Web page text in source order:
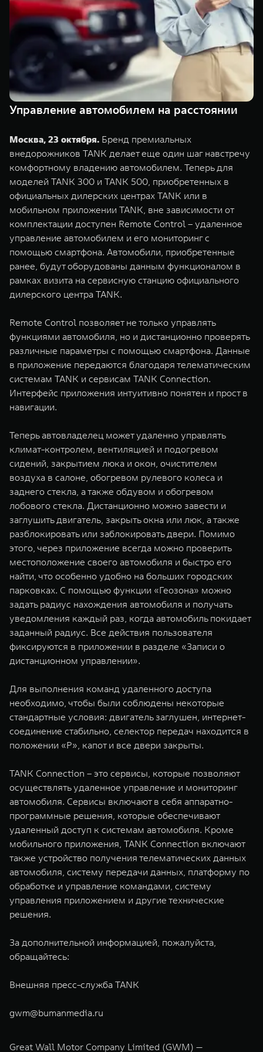
TANK 500
от 6 499 000 ₽
WEY 07
Расширяя границы комфорта
от 6 149 000 ₽
WEY 05
Эстетика
Масштаб возможностей
от 6 449 000 ₽
Масштаб
от 8 099
ПОКУПКА АВТОМОБИЛЯ
TANK Финансы
Корпоративным клиентам
TANK ФИНАНСЫ
TANK Кредит
TANK Страхование
Сервис
Специальные предложения
ЦИФРОВЫЕ СЕРВИСЫ TANK
Цифровые сервисы TANK
Управление автомобилем на расстоянии
Москва, 23 октября. Бренд премиальных
внедорожников TANK делает еще один шаг навстречу
комфортному владению автомобилем. Теперь для
моделей TANK 300 и TANK 500, приобретенных в
официальных дилерских центрах TANK или в
мобильном приложении TANK, вне зависимости от
комплектации доступен Remote Control – удаленное
управление автомобилем и его мониторинг с
помощью смартфона. Автомобили, приобретенные
ранее, будут оборудованы данным функционалом в
рамках визита на сервисную станцию официального
дилерского центра TANK.
Remote Control позволяет не только управлять
функциями автомобиля, но и дистанционно проверять
различные параметры с помощью смартфона. Данные
в приложение передаются благодаря телематическим
системам TANK и сервисам TANK Connection.
Интерфейс приложения интуитивно понятен и прост в
навигации.
Теперь автовладелец может удаленно управлять
климат-контролем, вентиляцией и подогревом
сидений, закрытием люка и окон, очистителем
воздуха в салоне, обогревом рулевого колеса и
заднего стекла, а также обдувом и обогревом
лобового стекла. Дистанционно можно завести и
заглушить двигатель, закрыть окна или люк, а также
разблокировать или заблокировать двери. Помимо
этого, через приложение всегда можно проверить
местоположение своего автомобиля и быстро его
найти, что особенно удобно на больших городских
парковках. С помощью функции «Геозона» можно
задать радиус нахождения автомобиля и получать
уведомления каждый раз, когда автомобиль покидает
заданный радиус. Все действия пользователя
фиксируются в приложении в разделе «Записи о
дистанционном управлении».
Для выполнения команд удаленного доступа
необходимо, чтобы были соблюдены некоторые
стандартные условия: двигатель заглушен, интернет-
соединение стабильно, селектор передач находится в
положении «P», капот и все двери закрыты.
TANK Connection – это сервисы, которые позволяют
осуществлять удаленное управление и мониторинг
автомобиля. Сервисы включают в себя аппаратно-
программные решения, которые обеспечивают
удаленный доступ к системам автомобиля. Кроме
мобильного приложения, TANK Connection включают
также устройство получения телематических данных
автомобиля, систему передачи данных, платформу по
обработке и управление командами, систему
управления приложением и другие технические
решения.
За дополнительной информацией, пожалуйста,
обращайтесь:
Внешняя пресс-служба TANK
gwm@bumanmedia.ru
Great Wall Motor Company Limited (GWM) —